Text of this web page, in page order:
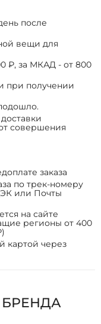
после
вещи для
₽, за МКАД - от 800
при получении
совершения
заказа
по трек-номеру
или Почты
на сайте
регионы от 400
картой через